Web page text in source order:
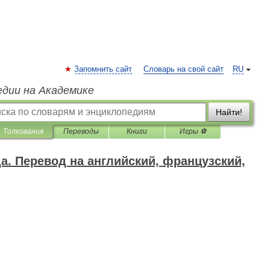
RU
Запомнить сайт Словарь на свой сайт
на Академике
Найти!
Толкования Переводы Книги Игры ⚽
Перевод на английский, французский,